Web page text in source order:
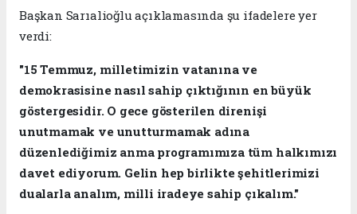
Başkan Sarıalioğlu açıklamasında şu ifadelere yer
verdi:
"15 Temmuz, milletimizin vatanına ve
demokrasisine nasıl sahip çıktığının en büyük
göstergesidir. O gece gösterilen direnişi
unutmamak ve unutturmamak adına
düzenlediğimiz anma programımıza tüm halkımızı
davet ediyorum. Gelin hep birlikte şehitlerimizi
dualarla analım, milli iradeye sahip çıkalım."